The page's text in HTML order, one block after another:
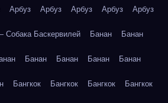
Арбуз Арбуз Арбуз Арбуз Арбуз
Баскервилей Банан Банан
Банан Банан Банан Банан
Бангкок Бангкок Бангкок Бангкок